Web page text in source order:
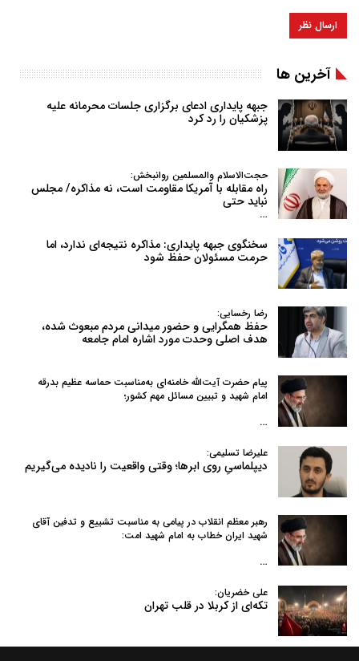
آخرین ها
جبهه پایداری ادعای برگزاری جلسات محرمانه علیه
پزشکیان را رد کرد
حجت‌الاسلام والمسلمین روانبخش:
راه مقابله با آمریکا مقاومت است، نه مذاکره/ مجلس
نباید حتی
…
سخنگوی جبهه پایداری: مذاکره نتیجه‌ای ندارد، اما
حرمت مسئولان حفظ شود
رضا رخسایی:
حفظ همگرایی و حضور میدانی مردم مبعوث شده،
هدف اصلی وحدت مورد اشاره امام جامعه
پیام حضرت آیت‌الله خامنه‌ای به‌مناسبت حماسه عظیم بدرقه
امام شهید و تبیین مسائل مهم کشور؛
…
علیرضا تسلیمی:
دیپلماسیِ روی ابرها؛ وقتی واقعیت را نادیده می‌گیریم
رهبر معظم انقلاب در پیامی به‌ مناسبت تشییع و تدفین آقای
شهید ایران خطاب به امام شهید امت:
…
علی خضریان:
تکه‌ای از کربلا در قلب تهران